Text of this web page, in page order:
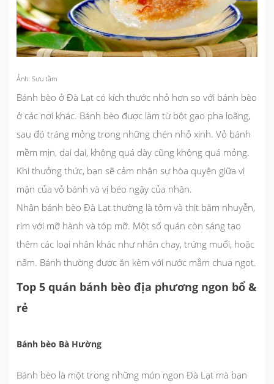
Ảnh: Sưu tầm
Bánh bèo ở Đà Lạt có kích thước nhỏ hơn so với bánh bèo
ở các nơi khác. Bánh bèo được làm từ bột gạo pha loãng,
sau đó tráng mỏng trong những chén nhỏ xinh. Vỏ bánh
mềm mịn, dai dai, không quá dày cũng không quá mỏng.
Khi thưởng thức, bạn sẽ cảm nhận sự hòa quyện giữa vị
mặn của vỏ bánh và vị béo ngậy của nhân.
Nhân bánh bèo Đà Lạt thường là tôm và thịt băm nhuyễn,
rim với mỡ hành và tóp mỡ. Một số quán còn sáng tạo
thêm các loại nhân khác như nhân chay, trứng muối, hoặc
nấm. Bánh thường được ăn kèm với nước mắm chua ngọt.
Top 5 quán bánh bèo địa phương ngon bổ &
rẻ
Bánh bèo Bà Hường
Bánh bèo là một trong những món ngon Đà Lạt mà bạn